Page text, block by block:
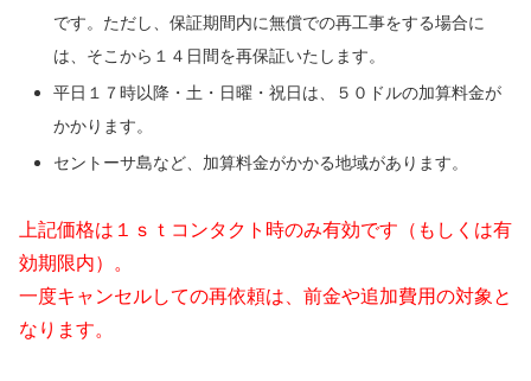
です。ただし、保証期間内に無償での再工事をする場合に
は、そこから１４日間を再保証いたします。
平日１７時以降・土・日曜・祝日は、５０ドルの加算料金が
かかります。
セントーサ島など、加算料金がかかる地域があります。
上記価格は１ｓｔコンタクト時のみ有効です（もしくは有
効期限内）。
一度キャンセルしての再依頼は、前金や追加費用の対象と
なります。